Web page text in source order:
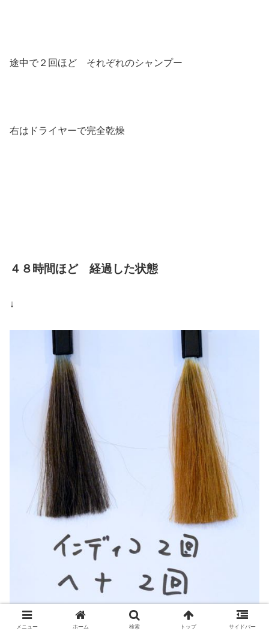
途中で２回ほど それぞれのシャンプー
右はドライヤーで完全乾燥
４８時間ほど 経過した状態
↓
メニュー ホーム 検索 トップ サイドバー